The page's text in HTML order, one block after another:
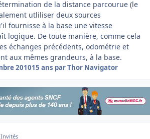
de la distance parcourue (le
utliliser deux sources
fournisse à la base une vitesse
logique. De toute manière, comme cela
échanges précédents, odométrie et
aux mêmes grandeurs, à la base.
201015 ans par Thor Navigator
Invités